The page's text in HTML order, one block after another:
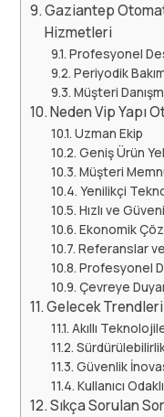
Gaziantep
Hizmetleri
Profesyonel
Periyodik
Müşteri
Neden Vip Yapı
Uzman Ekip
Geniş Ürün
Müşteri
Yenilikçi
Hızlı ve
Ekonomik
Referanslar
Profesyonel
Çevreye
Gelecek
Akıllı
Güvenlik
Kullanıcı
Sıkça Sorulan